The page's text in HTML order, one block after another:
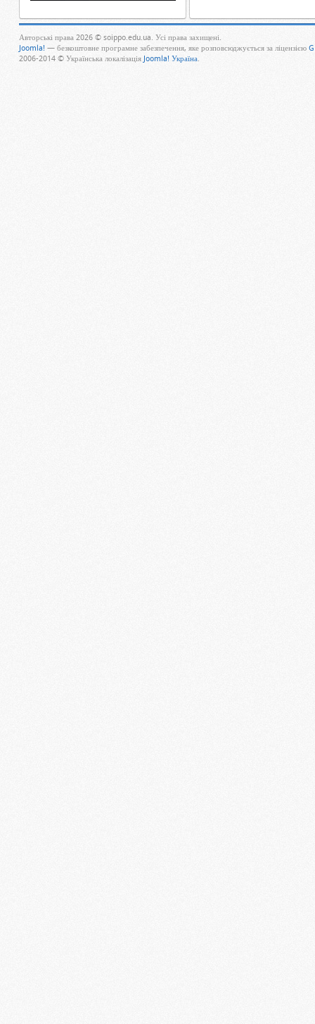
Авторські права 2026 © soippo.edu.ua. Усі права захищені.
Joomla! — безкоштовне програмне забезпечення, яке розповсюджується за ліцензією
2006-2014 © Українська локалізація Joomla! Україна.